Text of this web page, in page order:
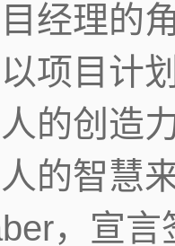
经理的
项目计
的创造
的智慧
，宣